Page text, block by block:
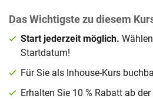
Das Wichtigste zu diesem
Start jederzeit möglich.
Startdatum!
Für Sie als Inhouse-Kurs
Erhalten Sie 10 % Rabatt ab